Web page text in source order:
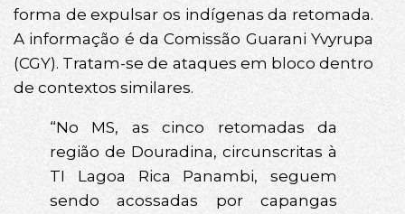
forma de expulsar os indígenas da retomada.
A informação é da Comissão Guarani Yvyrupa
(CGY). Tratam-se de ataques em bloco dentro
de contextos similares.
“No MS, as cinco retomadas da
região de Douradina, circunscritas à
TI Lagoa Rica Panambi, seguem
sendo acossadas por capangas